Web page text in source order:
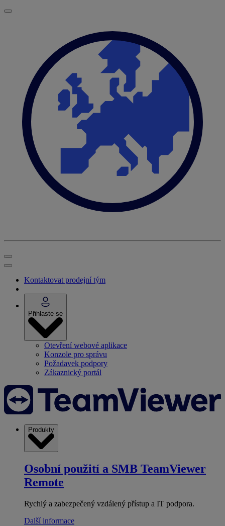
Kontaktovat prodejní tým
Přihlaste se
Otevření webové aplikace
Konzole pro správu
Požadavek podpory
Zákaznický portál
Produkty
Osobní použití a SMB TeamViewer
Remote
Rychlý a zabezpečený vzdálený přístup a IT podpora.
Další informace